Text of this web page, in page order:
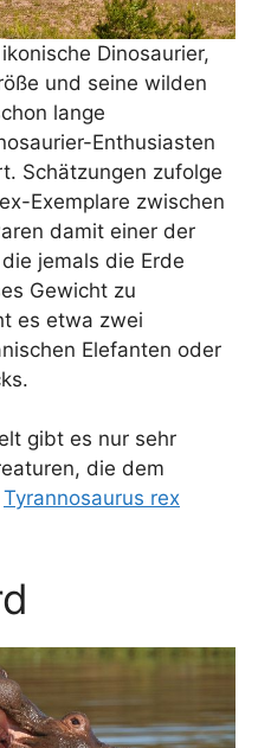
Dinosaurier,
und seine wilden
lange
Enthusiasten
Schätzungen zufolge
Exemplare zwischen
damit einer der
jemals die Erde
Gewicht zu
es etwa zwei
Elefanten oder
gibt es nur sehr
die dem
Tyrannosaurus rex